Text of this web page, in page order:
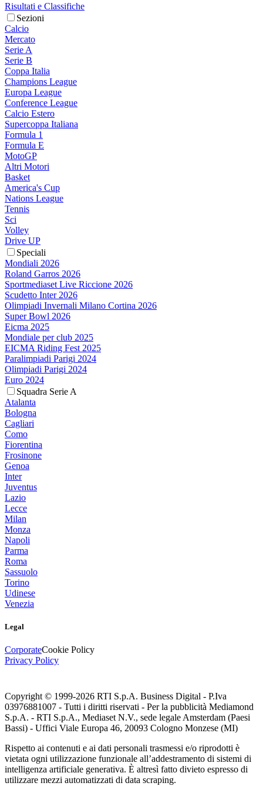
Risultati e Classifiche
Sezioni
Calcio
Mercato
Serie A
Serie B
Coppa Italia
Champions League
Europa League
Conference League
Calcio Estero
Supercoppa Italiana
Formula 1
Formula E
MotoGP
Altri Motori
Basket
America's Cup
Nations League
Tennis
Sci
Volley
Drive UP
Speciali
Mondiali 2026
Roland Garros 2026
Sportmediaset Live Riccione 2026
Scudetto Inter 2026
Olimpiadi Invernali Milano Cortina 2026
Super Bowl 2026
Eicma 2025
Mondiale per club 2025
EICMA Riding Fest 2025
Paralimpiadi Parigi 2024
Olimpiadi Parigi 2024
Euro 2024
Squadra Serie A
Atalanta
Bologna
Cagliari
Como
Fiorentina
Frosinone
Genoa
Inter
Juventus
Lazio
Lecce
Milan
Monza
Napoli
Parma
Roma
Sassuolo
Torino
Udinese
Venezia
Legal
CorporateCookie Policy
Privacy Policy
Copyright © 1999-2026 RTI S.p.A. Business Digital - P.Iva
03976881007 - Tutti i diritti riservati - Per la pubblicità Mediamond
S.p.A. - RTI S.p.A., Mediaset N.V., sede legale Amsterdam (Paesi
Bassi) - Uffici Viale Europa 46, 20093 Cologno Monzese (MI)
Rispetto ai contenuti e ai dati personali trasmessi e/o riprodotti è
vietata ogni utilizzazione funzionale all’addestramento di sistemi di
intelligenza artificiale generativa. È altresì fatto divieto espresso di
utilizzare mezzi automatizzati di data scraping.